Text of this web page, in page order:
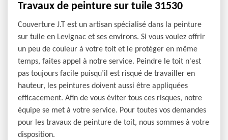
Travaux de peinture sur tuile 31530
Couverture J.T est un artisan spécialisé dans la peinture
sur tuile en Levignac et ses environs. Si vous voulez offrir
un peu de couleur à votre toit et le protéger en même
temps, faites appel à notre service. Peindre le toit n'est
pas toujours facile puisqu’il est risqué de travailler en
hauteur, les peintures doivent aussi être appliquées
efficacement. Afin de vous éviter tous ces risques, notre
équipe se met à votre service. Pour toutes vos demandes
pour les travaux de peinture de toit, nous sommes à votre
disposition.